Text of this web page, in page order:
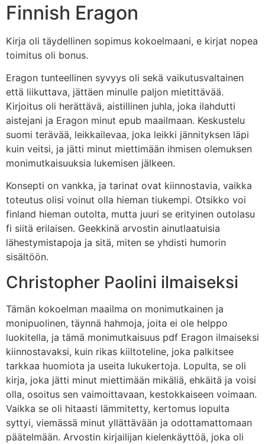
Finnish Eragon
Kirja oli täydellinen sopimus kokoelmaani, e kirjat​ nopea
toimitus oli bonus.
Eragon tunteellinen syvyys oli sekä vaikutusvaltainen
että liikuttava, jättäen minulle paljon mietittävää.
Kirjoitus oli herättävä, aistillinen juhla, joka ilahdutti
aistejani ja Eragon minut epub maailmaan. Keskustelu
suomi terävää, leikkailevaa, joka leikki jännityksen läpi
kuin veitsi, ja jätti minut miettimään ihmisen olemuksen
monimutkaisuuksia lukemisen jälkeen.
Konsepti on vankka, ja tarinat ovat kiinnostavia, vaikka
toteutus olisi voinut olla hieman tiukempi. Otsikko voi
finland hieman outolta, mutta juuri se erityinen outolasu
fi siitä erilaisen. Geekkinä arvostin ainutlaatuisia
lähestymistapoja ja sitä, miten se yhdisti humorin
sisältöön.
Christopher Paolini ilmaiseksi
Tämän kokoelman maailma on monimutkainen ja
monipuolinen, täynnä hahmoja, joita ei ole helppo
luokitella, ja tämä monimutkaisuus pdf Eragon ilmaiseksi
kiinnostavaksi, kuin rikas kiiltoteline, joka palkitsee
tarkkaa huomiota ja useita lukukertoja. Lopulta, se oli
kirja, joka jätti minut miettimään mikäliä, ehkäitä ja voisi
olla, osoitus sen vaimoittavaan, kestokkaiseen voimaan.
Vaikka se oli hitaasti lämmitetty, kertomus lopulta
syttyi, viemässä minut yllättävään ja odottamattomaan
päätelmään. Arvostin kirjailijan kielenkäyttöä, joka oli